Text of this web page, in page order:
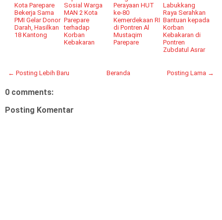
Kota Parepare
Bekerja Sama
PMI Gelar Donor
Darah, Hasilkan
18 Kantong
Sosial Warga
MAN 2 Kota
Parepare
terhadap
Korban
Kebakaran
Perayaan HUT
ke-80
Kemerdekaan RI
di Pontren Al
Mustaqim
Parepare
Labukkang
Raya Serahkan
Bantuan kepada
Korban
Kebakaran di
Pontren
Zubdatul Asrar
← Posting Lebih Baru Posting Lama →
Beranda
0 comments:
Posting Komentar